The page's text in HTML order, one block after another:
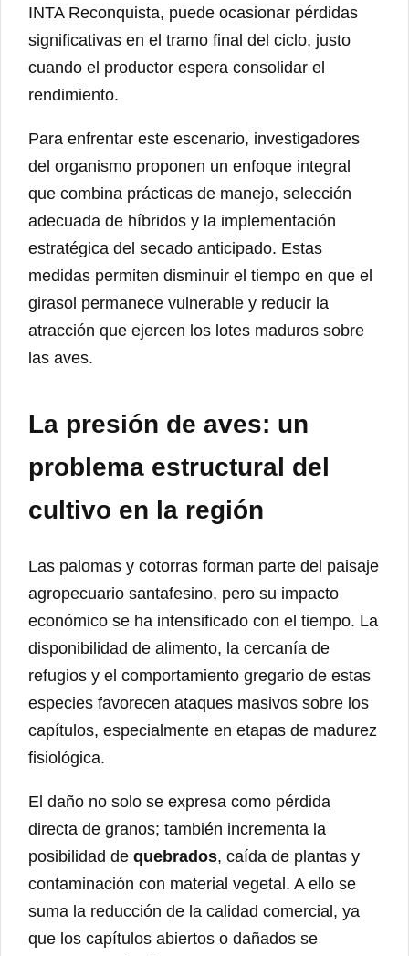
INTA Reconquista, puede ocasionar pérdidas
significativas en el tramo final del ciclo, justo
cuando el productor espera consolidar el
rendimiento.
Para enfrentar este escenario, investigadores
del organismo proponen un enfoque integral
que combina prácticas de manejo, selección
adecuada de híbridos y la implementación
estratégica del secado anticipado. Estas
medidas permiten disminuir el tiempo en que el
girasol permanece vulnerable y reducir la
atracción que ejercen los lotes maduros sobre
las aves.
La presión de aves: un
problema estructural del
cultivo en la región
Las palomas y cotorras forman parte del paisaje
agropecuario santafesino, pero su impacto
económico se ha intensificado con el tiempo. La
disponibilidad de alimento, la cercanía de
refugios y el comportamiento gregario de estas
especies favorecen ataques masivos sobre los
capítulos, especialmente en etapas de madurez
fisiológica.
El daño no solo se expresa como pérdida
directa de granos; también incrementa la
posibilidad de quebrados, caída de plantas y
contaminación con material vegetal. A ello se
suma la reducción de la calidad comercial, ya
que los capítulos abiertos o dañados se